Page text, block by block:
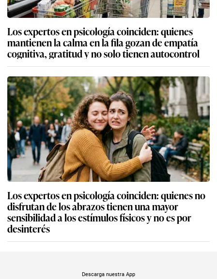
Los expertos en psicología coinciden: quienes
mantienen la calma en la fila gozan de empatía
cognitiva, gratitud y no solo tienen autocontrol
Los expertos en psicología coinciden: quienes no
disfrutan de los abrazos tienen una mayor
sensibilidad a los estímulos físicos y no es por
desinterés
Descarga nuestra App